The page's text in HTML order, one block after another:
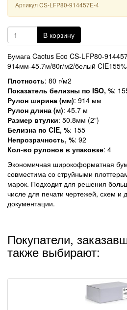
АртикулCS-LFP80-914457E-4
В корзину
Бумага Cactus Eco CS-LFP80-
914мм-45.7м/80г/м2/белый CIE155%
Плотность: 80 г/м2
Показатель белизны по ISO, %:
Рулон ширина (мм): 914 мм
Рулон длина (м): 45.7 м
Размер втулки: 50.8мм (2")
Белизна по CIE, %: 155
Непрозрачность, %: 92
Кол-во рулонов в упаковке: 4
Экономичная широкоформатная
совместима со струйными
марок. Подходит для решения
числе для печати чертежей, схем и
документации.
Покупатели,
также выбирают: